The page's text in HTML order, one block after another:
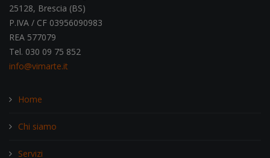
25128, Brescia (BS)
P.IVA / CF 03956090983
REA 577079
Tel. 030 09 75 852
info@vimarte.it
Home
Chi siamo
Servizi